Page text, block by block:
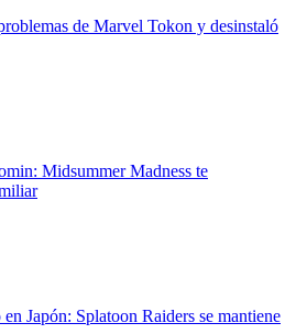
de Marvel Tokon y desinstaló
Midsummer Madness te
Japón: Splatoon Raiders se mantiene